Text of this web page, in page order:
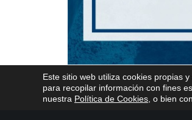
Este sitio web utiliza cookies propias
para recopilar información con fines
nuestra Política de Cookies , o bien